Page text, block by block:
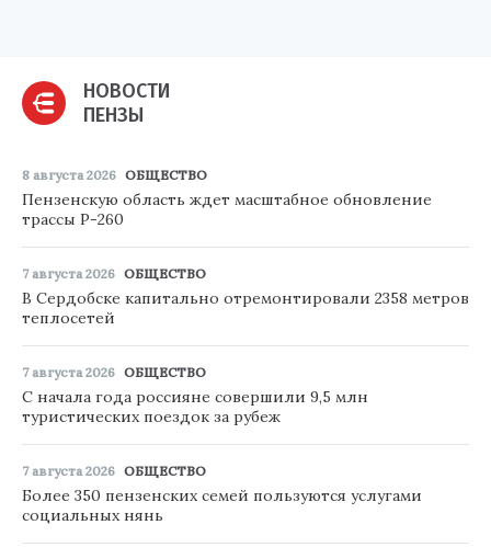
НОВОСТИ
ПЕНЗЫ
8 августа 2026 ОБЩЕСТВО
Пензенскую область ждет масштабное обновление
трассы Р-260
7 августа 2026 ОБЩЕСТВО
В Сердобске капитально отремонтировали 2358 метров
теплосетей
7 августа 2026 ОБЩЕСТВО
С начала года россияне совершили 9,5 млн
туристических поездок за рубеж
7 августа 2026 ОБЩЕСТВО
Более 350 пензенских семей пользуются услугами
социальных нянь